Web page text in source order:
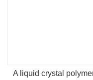
A liquid crystal